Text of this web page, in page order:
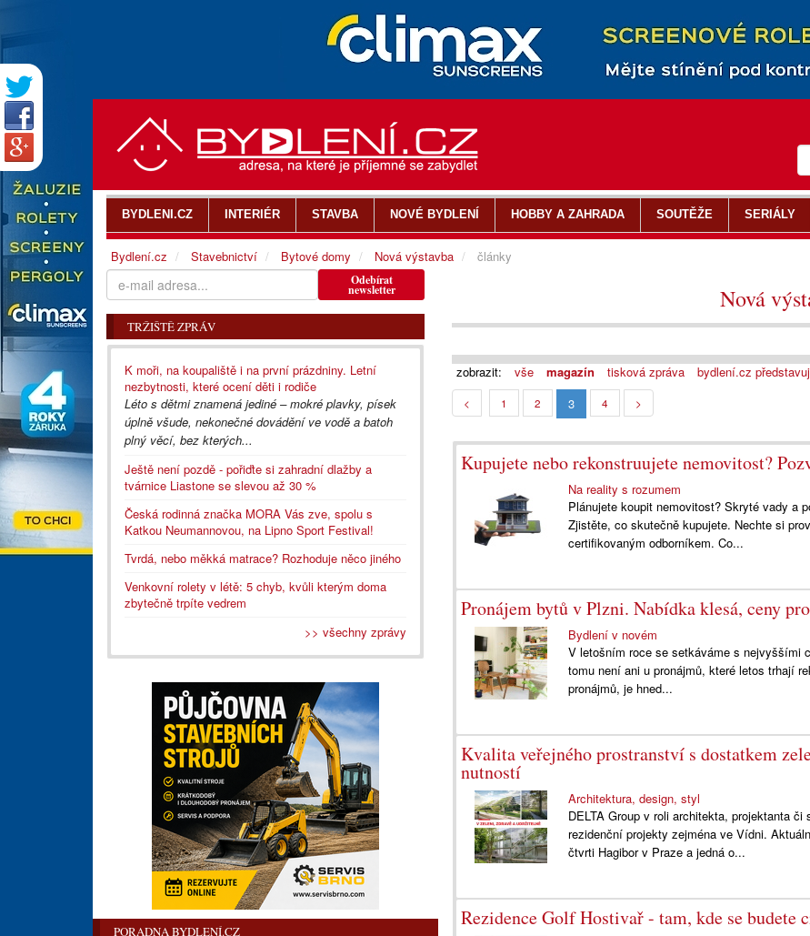
Nová
zobrazit: vše magazín tisková zpráva bydlení.cz
< 1 2 3 4 >
Kupujete nebo rekonstruujete nemovitost?
Na reality s rozumem
Plánujete koupit nemovitost? Skryté vady a
Zjistěte, co skutečně kupujete. Nechte si
certifikovaným odborníkem. Co...
Pronájem bytů v Plzni. Nabídka klesá, ceny
Bydlení v novém
V letošním roce se setkáváme s nejvyššími
tomu není ani u pronájmů, které letos trhají
pronájmů, je hned...
Kvalita veřejného prostranství s dostatkem
nutností
Architektura, design, styl
DELTA Group v roli architekta, projektanta
rezidenční projekty zejména ve Vídni.
čtvrti Hagibor v Praze a jedná o...
Rezidence Golf Hostivař - tam, kde se budete
Odebírat
newsletter
TRŽIŠTĚ ZPRÁV
K moři, na koupaliště i na první prázdniny. Letní
nezbytnosti, které ocení děti i rodiče
Léto s dětmi znamená jediné – mokré plavky, písek
úplně všude, nekonečné dovádění ve vodě a batoh
plný věcí, bez kterých...
Ještě není pozdě - pořiďte si zahradní dlažby a
tvárnice Liastone se slevou až 30 %
Česká rodinná značka MORA Vás zve, spolu s
Katkou Neumannovou, na Lipno Sport Festival!
Tvrdá, nebo měkká matrace? Rozhoduje něco jiného
Venkovní rolety v létě: 5 chyb, kvůli kterým doma
zbytečně trpíte vedrem
>> všechny zprávy
PORADNA BYDLENÍ.CZ
BYDLENI.CZ INTERIÉR STAVBA NOVÉ BYDLENÍ HOBBY A ZAHRADA SOUTĚŽE SERIÁLY
Bydlení.cz Stavebnictví Bytové domy Nová výstavba články